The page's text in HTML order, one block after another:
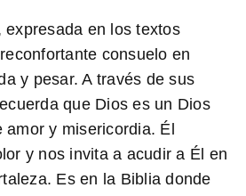
expresada en los textos
consuelo en
y pesar. A través de sus
que Dios es un Dios
y misericordia. Él
y nos invita a acudir a Él en
Es en la Biblia donde